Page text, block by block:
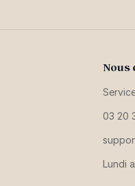
Nous
03 20
Lundi